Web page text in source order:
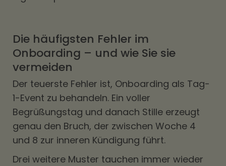
Die häufigsten Fehler im
Onboarding – und wie Sie sie
vermeiden
Der teuerste Fehler ist, Onboarding als Tag-
1-Event zu behandeln. Ein voller
Begrüßungstag und danach Stille erzeugt
genau den Bruch, der zwischen Woche 4
und 8 zur inneren Kündigung führt.
Drei weitere Muster tauchen immer wieder